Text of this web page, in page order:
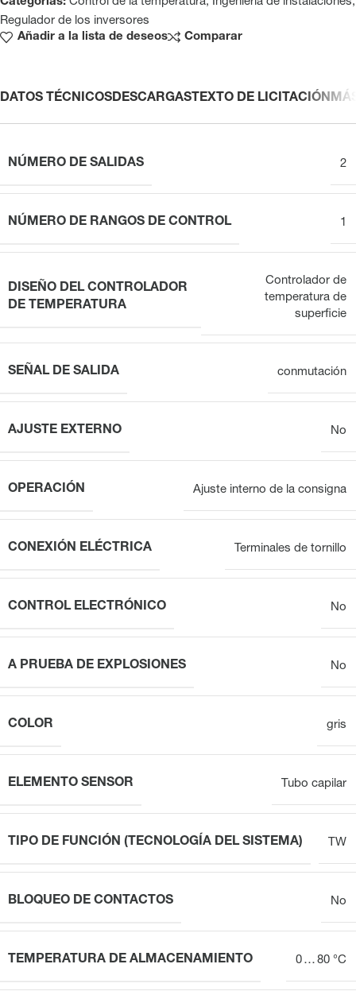
Regulador de los inversores
Añadir a la lista de deseos
Comparar
DATOS TÉCNICOSDESCARGASTEXTO DE LICITACIÓN
NÚMERO DE SALIDAS 2
NÚMERO DE RANGOS DE CONTROL 1
DISEÑO DEL CONTROLADOR
DE TEMPERATURA
Controlador de
temperatura de
superficie
SEÑAL DE SALIDA conmutación
AJUSTE EXTERNO No
OPERACIÓN Ajuste interno de la consigna
CONEXIÓN ELÉCTRICA Terminales de tornillo
CONTROL ELECTRÓNICO No
A PRUEBA DE EXPLOSIONES No
COLOR gris
ELEMENTO SENSOR Tubo capilar
TIPO DE FUNCIÓN (TECNOLOGÍA DEL SISTEMA) TW
BLOQUEO DE CONTACTOS No
TEMPERATURA DE ALMACENAMIENTO 0 … 80 °C